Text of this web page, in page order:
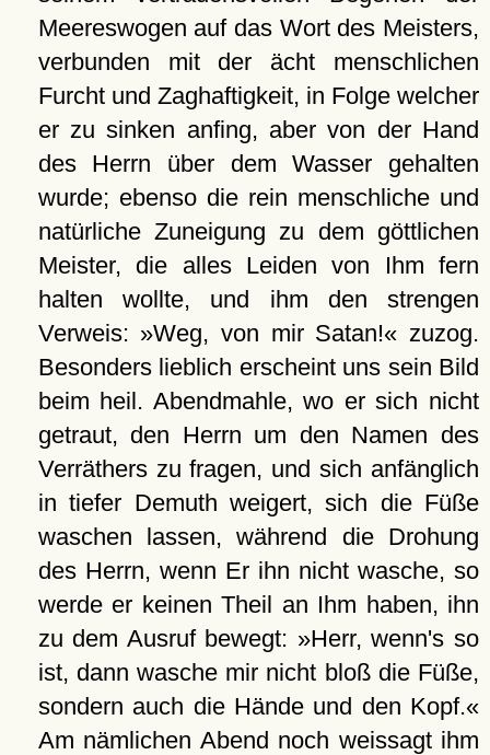
Meereswogen auf das Wort des Meisters,
verbunden mit der ächt menschlichen
Furcht und Zaghaftigkeit, in Folge welcher
er zu sinken anfing, aber von der Hand
des Herrn über dem Wasser gehalten
wurde; ebenso die rein menschliche und
natürliche Zuneigung zu dem göttlichen
Meister, die alles Leiden von Ihm fern
halten wollte, und ihm den strengen
Verweis: »Weg, von mir Satan!« zuzog.
Besonders lieblich erscheint uns sein Bild
beim heil. Abendmahle, wo er sich nicht
getraut, den Herrn um den Namen des
Verräthers zu fragen, und sich anfänglich
in tiefer Demuth weigert, sich die Füße
waschen lassen, während die Drohung
des Herrn, wenn Er ihn nicht wasche, so
werde er keinen Theil an Ihm haben, ihn
zu dem Ausruf bewegt: »Herr, wenn's so
ist, dann wasche mir nicht bloß die Füße,
sondern auch die Hände und den Kopf.«
Am nämlichen Abend noch weissagt ihm